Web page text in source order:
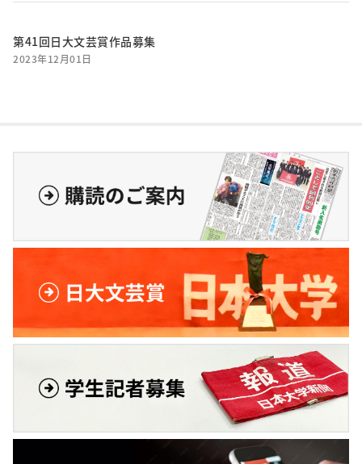
第41回日大文芸賞作品募集
2023年12月01日